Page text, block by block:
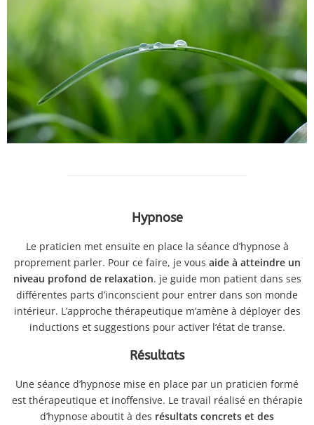
Hypnose
Le praticien met ensuite en place la séance d’hypnose à
proprement parler. Pour ce faire, je vous aide à atteindre un
niveau profond de relaxation. je guide mon patient dans ses
différentes parts d’inconscient pour entrer dans son monde
intérieur. L’approche thérapeutique m’amène à déployer des
inductions et suggestions pour activer l’état de transe.
Résultats
Une séance d’hypnose mise en place par un praticien formé
est thérapeutique et inoffensive. Le travail réalisé en thérapie
d’hypnose aboutit à des résultats concrets et des